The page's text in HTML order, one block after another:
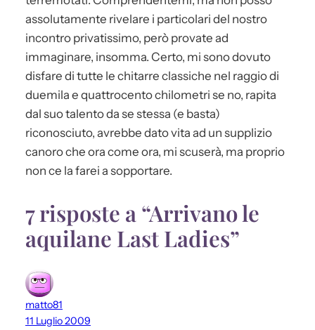
assolutamente rivelare i particolari del nostro
incontro privatissimo, però provate ad
immaginare, insomma. Certo, mi sono dovuto
disfare di tutte le chitarre classiche nel raggio di
duemila e quattrocento chilometri se no, rapita
dal suo talento da se stessa (e basta)
riconosciuto, avrebbe dato vita ad un supplizio
canoro che ora come ora, mi scuserà, ma proprio
non ce la farei a sopportare.
7 risposte a “Arrivano le
aquilane Last Ladies”
matto81
11 Luglio 2009